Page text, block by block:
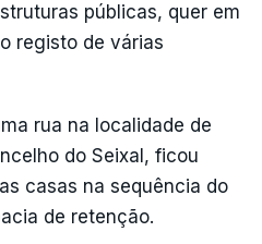
públicas, quer em
registo de várias
rua na localidade de
do Seixal, ficou
casas na sequência do
de retenção.